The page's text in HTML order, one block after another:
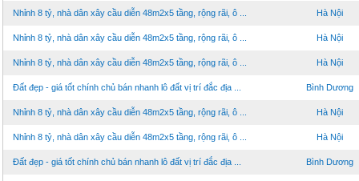
Nhỉnh 8 tỷ, nhà dân xây cầu diễn 48m2x5 tầng, rộng rãi, ô ... Hà Nội
Nhỉnh 8 tỷ, nhà dân xây cầu diễn 48m2x5 tầng, rộng rãi, ô ... Hà Nội
Nhỉnh 8 tỷ, nhà dân xây cầu diễn 48m2x5 tầng, rộng rãi, ô ... Hà Nội
Đất đẹp - giá tốt chính chủ bán nhanh lô đất vị trí đắc địa ... Bình Dương
Nhỉnh 8 tỷ, nhà dân xây cầu diễn 48m2x5 tầng, rộng rãi, ô ... Hà Nội
Nhỉnh 8 tỷ, nhà dân xây cầu diễn 48m2x5 tầng, rộng rãi, ô ... Hà Nội
Đất đẹp - giá tốt chính chủ bán nhanh lô đất vị trí đắc địa ... Bình Dương